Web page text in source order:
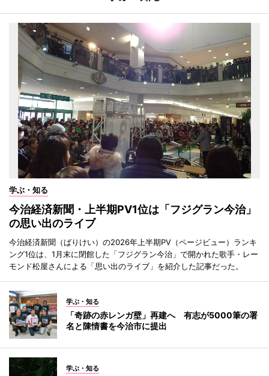
学ぶ・知る
今治経済新聞・上半期PV1位は「フジグラン今治」
の思い出のライブ
今治経済新聞（ばりけい）の2026年上半期PV（ページビュー）ランキ
ング1位は、1月末に閉館した「フジグラン今治」で開かれた歌手・レー
モンド松屋さんによる「思い出のライブ」を紹介した記事だった。
学ぶ・知る
「奇跡の赤レンガ壁」再建へ 有志が5000筆の署
名と陳情書を今治市に提出
学ぶ・知る